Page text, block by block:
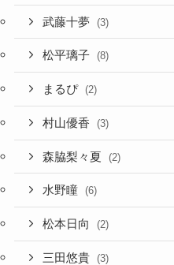
武藤十夢 (3)
松平璃子 (8)
まるぴ (2)
村山優香 (3)
森脇梨々夏 (2)
水野瞳 (6)
松本日向 (2)
三田悠貴 (3)